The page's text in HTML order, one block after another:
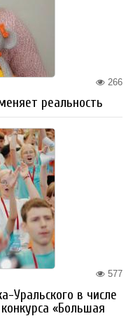
266
реальность
577
Уральского в числе
«Большая